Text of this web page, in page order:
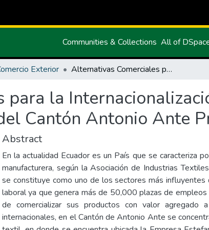
Communities & Collections All of
Exterior Alternativas Comerciales para la Internacionalización de los Productos de la empresa Estefany del Cantón Antonio Ante Provincia de Imbabura
la
Cantón Antonio Ante
Abstract
En la actualidad Ecuador es un País que se caracteriza
manufacturera, según la Asociación de Industrias
se constituye como uno de los sectores más influyentes
laboral ya que genera más de 50,000 plazas de empleos
de comercializar sus productos con valor agregado
internacionales, en el Cantón de Antonio Ante se